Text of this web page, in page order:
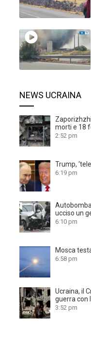
NEWS UCRAINA
morti e 18
2:52 pm
Trump,
6:19 pm
ucciso un
6:10 pm
Mosca
6:58 pm
Ucraina, il
guerra con
3:52 pm